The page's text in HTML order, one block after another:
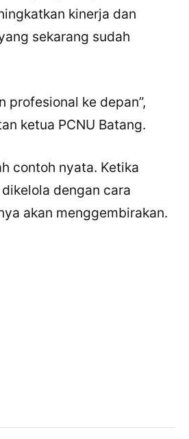
kinerja dan
sekarang sudah
profesional ke depan”,
ketua PCNU Batang.
contoh nyata. Ketika
dengan cara
akan menggembirakan.